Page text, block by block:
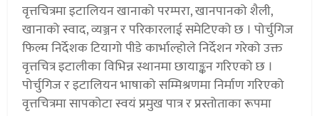
वृत्तचित्रमा इटालियन खानाको परम्परा, खानपानको शैली,
खानाको स्वाद, व्यञ्जन र परिकारलाई समेटिएको छ । पोर्चुगिज
फिल्म निर्देशक टियागो पीडे कार्भाल्होले निर्देशन गरेको उक्त
वृत्तचित्र इटालीका विभिन्न स्थानमा छायाङ्कन गरिएको छ ।
पोर्चुगिज र इटालियन भाषाको सम्मिश्रणमा निर्माण गरिएको
वृत्तचित्रमा सापकोटा स्वयं प्रमुख पात्र र प्रस्तोताका रूपमा